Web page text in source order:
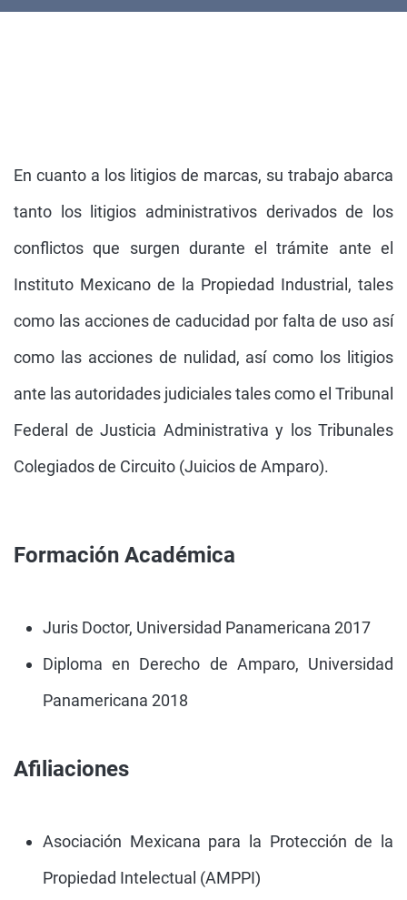
En cuanto a los litigios de marcas, su trabajo abarca
tanto los litigios administrativos derivados de los
conflictos que surgen durante el trámite ante el
Instituto Mexicano de la Propiedad Industrial, tales
como las acciones de caducidad por falta de uso así
como las acciones de nulidad, así como los litigios
ante las autoridades judiciales tales como el Tribunal
Federal de Justicia Administrativa y los Tribunales
Colegiados de Circuito (Juicios de Amparo).
Formación Académica
Juris Doctor, Universidad Panamericana 2017
Diploma en Derecho de Amparo, Universidad
Panamericana 2018
Afiliaciones
Asociación Mexicana para la Protección de la
Propiedad Intelectual (AMPPI)